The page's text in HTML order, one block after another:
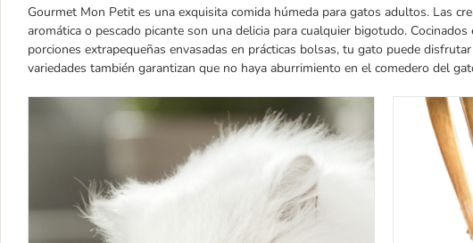
Gourmet Mon Petit es una exquisita comida húmeda para gatos adultos. Las
aromática o pescado picante son una delicia para cualquier bigotudo.
porciones extrapequeñas envasadas en prácticas bolsas, tu gato puede
variedades también garantizan que no haya aburrimiento en el comedero del